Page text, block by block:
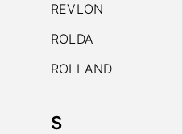
REVLON
ROLDA
ROLLAND
S